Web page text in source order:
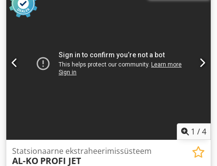
1 /4
Statsionaarne ekstraheerimissüsteem
AL-KO PROFI JET